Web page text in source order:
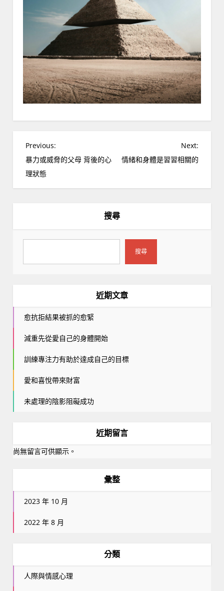
文
章
導
覽
Previous:
暴力或威脅的父母 背後的心
理狀態
Next:
情緒和身體是習習相關的
搜尋
搜尋
近期文章
愈抗拒結果被抓的愈緊
減重先從愛自己的身體開始
訓練專注力有助於達成自己的目標
愛和喜悅帶來財富
未處理的陰影阻礙成功
近期留言
尚無留言可供顯示。
彙整
2023 年 10 月
2022 年 8 月
分類
人際與情感心理